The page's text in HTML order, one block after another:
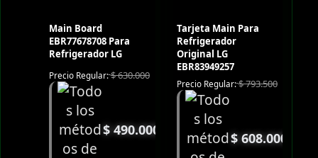
Main Board
EBR77678708 Para
Refrigerador LG
Precio Regular:$630.000
$490.000
Tarjeta Main Para
Refrigerador
Original LG
EBR83949257
Precio Regular:$793.500
$608.000